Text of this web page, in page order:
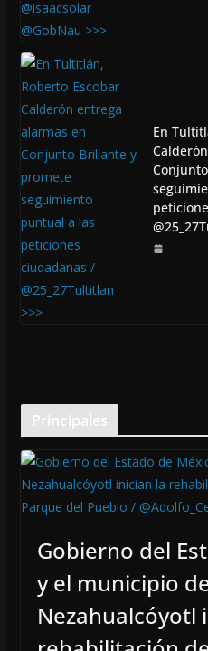
En
Principales
Gobierno del
y el municipio
Nezahualcóyotl